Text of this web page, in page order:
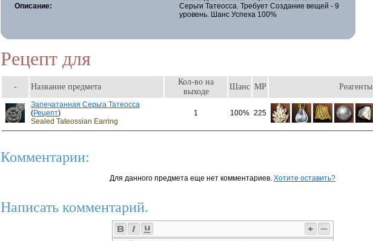
Описание:
Серьги Татеосса. Требует Создание вещей - 9
уровень. Шанс Успеха 100%
Рецепт для
- Название предмета
Кол-во на
выходе
Шанс MP Реагенты
Запечатанная Серьга Татеосса
(Рецепт)
Sealed Tateossian Earring
1 100% 225
Комментарии:
Для данного предмета еще нет комментариев. Хотите оставить?
Написать комментарий.